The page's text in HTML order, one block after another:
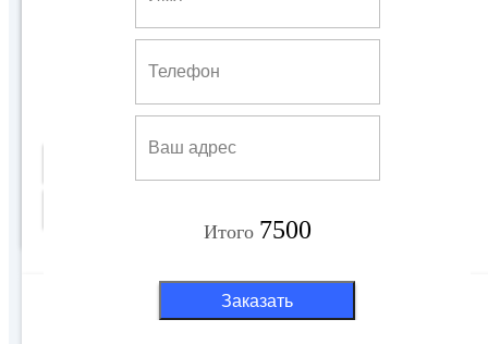
Итого 7500
Заказать
4500 руб
Показать все